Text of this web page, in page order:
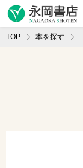
TOP 本を探す